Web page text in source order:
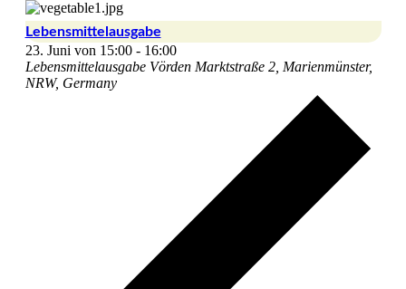
Lebensmittelausgabe
23. Juni von 15:00- 16:00
Lebensmittelausgabe Vörden Marktstraße 2, Marienmünster,
NRW, Germany